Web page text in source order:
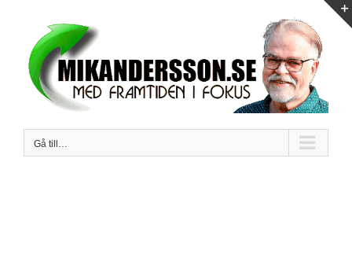
innehållet
Gå till…